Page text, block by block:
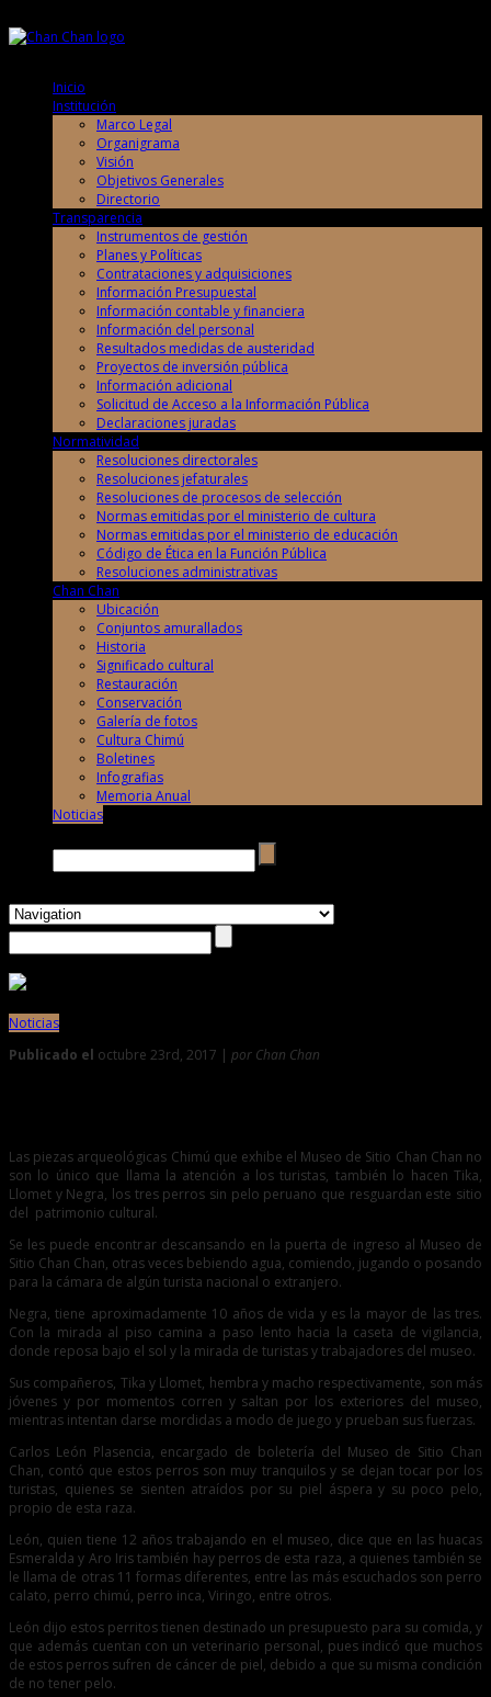
Inicio
Institución
Marco Legal
Organigrama
Visión
Objetivos Generales
Directorio
Transparencia
Instrumentos de gestión
Planes y Políticas
Contrataciones y adquisiciones
Información Presupuestal
Información contable y financiera
Información del personal
Resultados medidas de austeridad
Proyectos de inversión pública
Información adicional
Solicitud de Acceso a la Información Pública
Declaraciones juradas
Normatividad
Resoluciones directorales
Resoluciones jefaturales
Resoluciones de procesos de selección
Normas emitidas por el ministerio de cultura
Normas emitidas por el ministerio de educación
Código de Ética en la Función Pública
Resoluciones administrativas
Chan Chan
Ubicación
Conjuntos amurallados
Historia
Significado cultural
Restauración
Conservación
Galería de fotos
Cultura Chimú
Boletines
Infografias
Memoria Anual
Noticias
Noticias
Publicado el octubre 23rd, 2017 | por Chan Chan
Las piezas arqueológicas Chimú que exhibe el Museo de Sitio Chan Chan no
son lo único que llama la atención a los turistas, también lo hacen Tika,
Llomet y Negra, los tres perros sin pelo peruano que resguardan este sitio
del patrimonio cultural.
Se les puede encontrar descansando en la puerta de ingreso al Museo de
Sitio Chan Chan, otras veces bebiendo agua, comiendo, jugando o posando
para la cámara de algún turista nacional o extranjero.
Negra, tiene aproximadamente 10 años de vida y es la mayor de las tres.
Con la mirada al piso camina a paso lento hacia la caseta de vigilancia,
donde reposa bajo el sol y la mirada de turistas y trabajadores del museo.
Sus compañeros, Tika y Llomet, hembra y macho respectivamente, son más
jóvenes y por momentos corren y saltan por los exteriores del museo,
mientras intentan darse mordidas a modo de juego y prueban sus fuerzas.
Carlos León Plasencia, encargado de boletería del Museo de Sitio Chan
Chan, contó que estos perros son muy tranquilos y se dejan tocar por los
turistas, quienes se sienten atraídos por su piel áspera y su poco pelo,
propio de esta raza.
León, quien tiene 12 años trabajando en el museo, dice que en las huacas
Esmeralda y Aro Iris también hay perros de esta raza, a quienes también se
le llama de otras 11 formas diferentes, entre las más escuchados son perro
calato, perro chimú, perro inca, Viringo, entre otros.
León dijo estos perritos tienen destinado un presupuesto para su comida, y
que además cuentan con un veterinario personal, pues indicó que muchos
de estos perros sufren de cáncer de piel, debido a que su misma condición
de no tener pelo.